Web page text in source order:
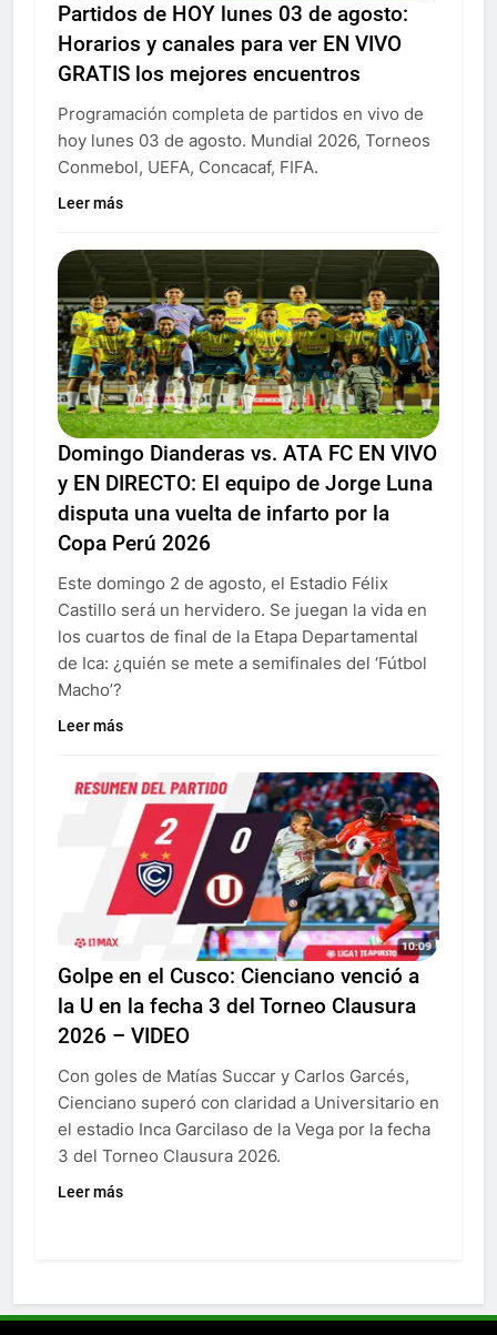
Partidos de HOY lunes 03 de agosto:
Horarios y canales para ver EN VIVO
GRATIS los mejores encuentros
Programación completa de partidos en vivo de
hoy lunes 03 de agosto. Mundial 2026, Torneos
Conmebol, UEFA, Concacaf, FIFA.
Leer más
Domingo Dianderas vs. ATA FC EN VIVO
y EN DIRECTO: El equipo de Jorge Luna
disputa una vuelta de infarto por la
Copa Perú 2026
Este domingo 2 de agosto, el Estadio Félix
Castillo será un hervidero. Se juegan la vida en
los cuartos de final de la Etapa Departamental
de Ica: ¿quién se mete a semifinales del ‘Fútbol
Macho’?
Leer más
Golpe en el Cusco: Cienciano venció a
la U en la fecha 3 del Torneo Clausura
2026 – VIDEO
Con goles de Matías Succar y Carlos Garcés,
Cienciano superó con claridad a Universitario en
el estadio Inca Garcilaso de la Vega por la fecha
3 del Torneo Clausura 2026.
Leer más